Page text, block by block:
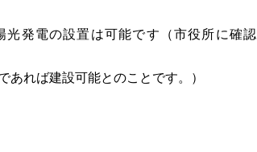
発電の設置は可能です（市役所に確認
あれば建設可能とのことです。）